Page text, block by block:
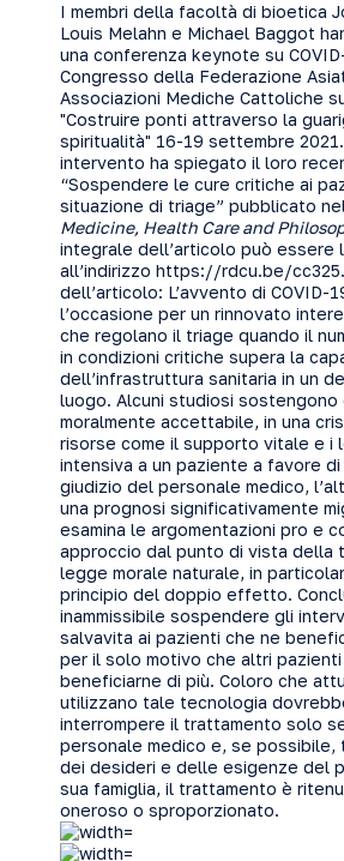
I membri della facoltà di bioetica
Louis Melahn e Michael Baggot
una conferenza keynote su
Congresso della Federazione
Associazioni Mediche Cattoliche
"Costruire ponti attraverso la
spiritualità" 16-19 settembre
intervento ha spiegato il loro
“Sospendere le cure critiche ai
situazione di triage” pubblicato
Medicine, Health Care and
integrale dell’articolo può essere
all’indirizzo https://rdcu.be/cc325
dell’articolo: L’avvento di COVID-
l’occasione per un rinnovato
che regolano il triage quando il
in condizioni critiche supera la
dell’infrastruttura sanitaria in un
luogo. Alcuni studiosi sostengono
moralmente accettabile, in una
risorse come il supporto vitale e i
intensiva a un paziente a favore
giudizio del personale medico,
una prognosi significativamente
esamina le argomentazioni pro e
approccio dal punto di vista della
legge morale naturale, in
principio del doppio effetto.
inammissibile sospendere gli
salvavita ai pazienti che ne
per il solo motivo che altri
beneficiarne di più. Coloro che
utilizzano tale tecnologia
interrompere il trattamento solo
personale medico e, se possibile,
dei desideri e delle esigenze del
sua famiglia, il trattamento è
oneroso o sproporzionato.